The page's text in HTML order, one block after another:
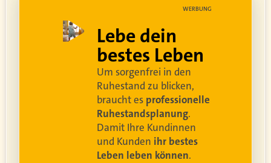
WERBUNG
Lebe dein
bestes Leben
Um sorgenfrei in den
Ruhestand zu blicken,
braucht es professionelle
Ruhestandsplanung.
Damit Ihre Kundinnen
und Kunden ihr bestes
Leben leben können.